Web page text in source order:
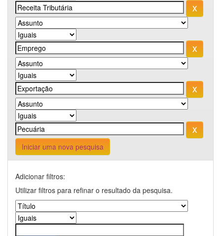
Iniciar uma nova pesquisa
Adicionar filtros:
Utilizar filtros para refinar o resultado da pesquisa.